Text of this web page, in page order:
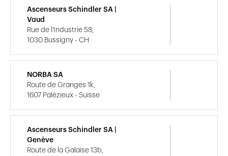
Ascenseurs Schindler SA |
Vaud
Rue de l'Industrie 58,
1030 Bussigny - CH
NORBA SA
Route de Granges 1k,
1607 Palézieux - Suisse
Ascenseurs Schindler SA |
Genève
Route de la Galaise 13b,